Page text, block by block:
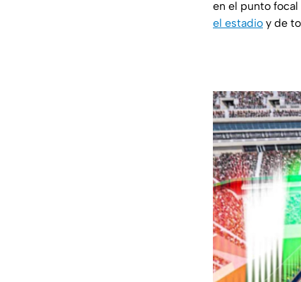
en el punto
el estadio y de